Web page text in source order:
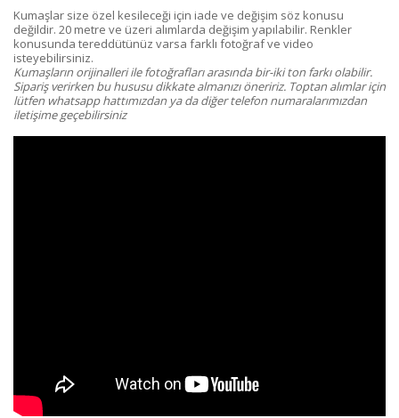
Kumaşlar size özel kesileceği için iade ve değişim söz konusu
değildir. 20 metre ve üzeri alımlarda değişim yapılabilir. Renkler
konusunda tereddütünüz varsa farklı fotoğraf ve video
isteyebilirsiniz.
Kumaşların orijinalleri ile fotoğrafları arasında bir-iki ton farkı olabilir.
Sipariş verirken bu hususu dikkate almanızı öneririz. Toptan alımlar için
lütfen whatsapp hattımızdan ya da diğer telefon numaralarımızdan
iletişime geçebilirsiniz